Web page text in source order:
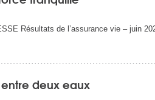
Résultats de l’assurance vie – juin
deux eaux